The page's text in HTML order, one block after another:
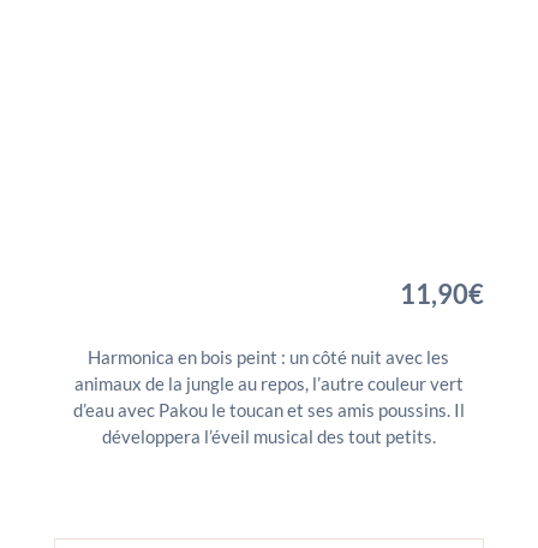
11,90€
Harmonica en bois peint : un côté nuit avec les
animaux de la jungle au repos, l’autre couleur vert
d’eau avec Pakou le toucan et ses amis poussins. Il
développera l’éveil musical des tout petits.